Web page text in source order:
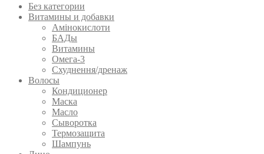
Без категории
Витамины и добавки
Амінокислоти
БАДы
Витамины
Омега-3
Схуднення/дренаж
Волосы
Кондиционер
Маска
Масло
Сыворотка
Термозащита
Шампунь